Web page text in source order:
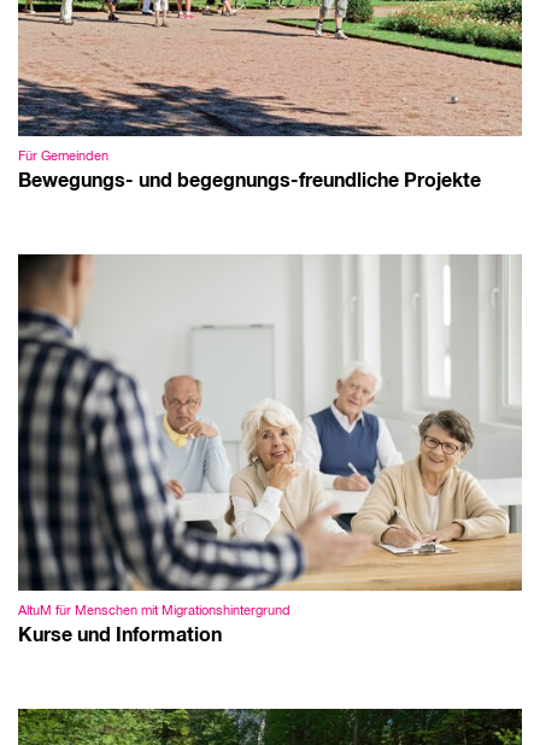
Für Gemeinden
Bewegungs- und begegnungs-freundliche Projekte
AltuM für Menschen mit Migrationshintergrund
Kurse und Information